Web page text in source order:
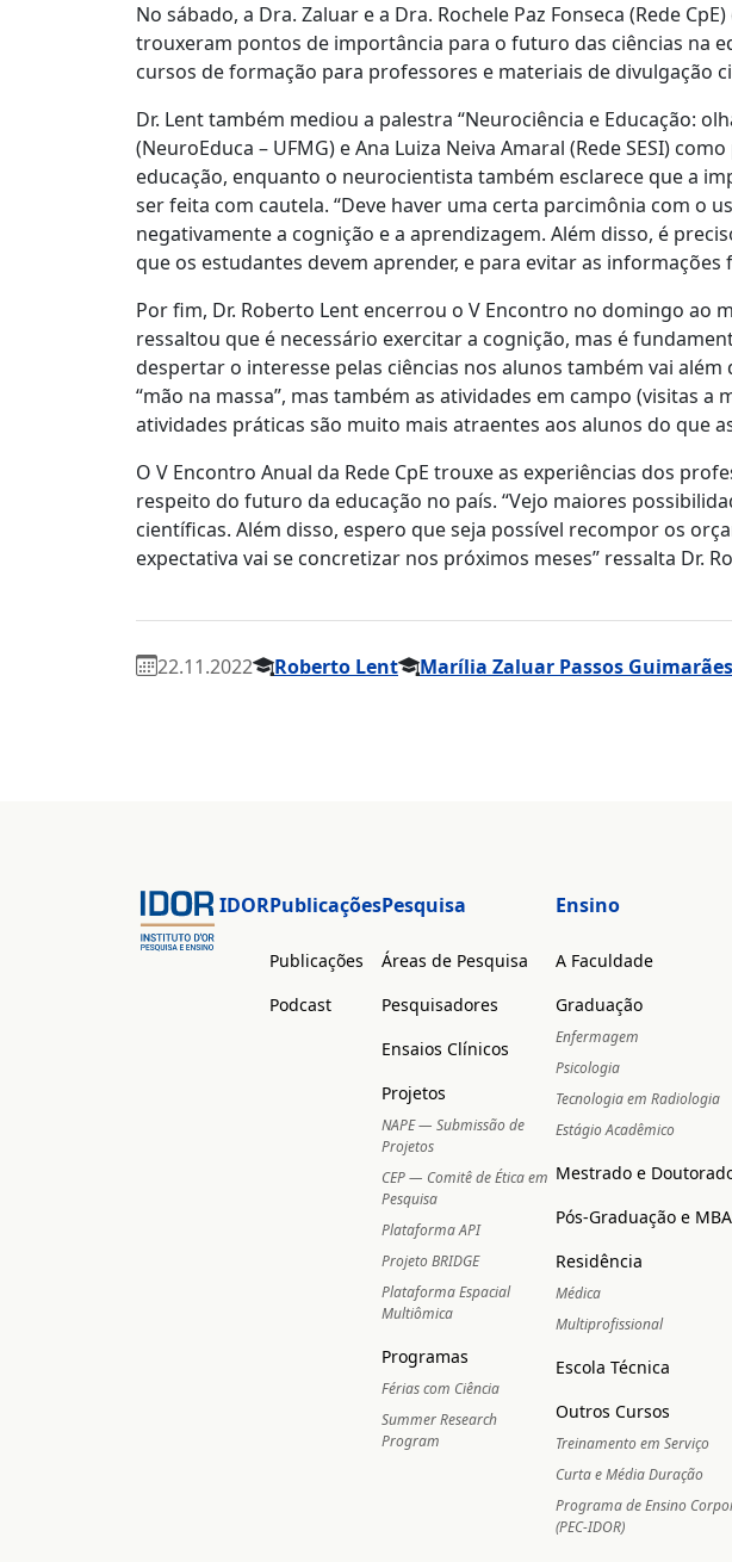
No sábado, a Dra. Zaluar e a Dra. Rochele Paz Fonseca (Rede
trouxeram pontos de importância para o futuro das ciências na
cursos de formação para professores e materiais de divulgação
Dr. Lent também mediou a palestra “Neurociência e Educação:
(NeuroEduca – UFMG) e Ana Luiza Neiva Amaral (Rede SESI)
educação, enquanto o neurocientista também esclarece que a
ser feita com cautela. “Deve haver uma certa parcimônia com o
negativamente a cognição e a aprendizagem. Além disso, é
que os estudantes devem aprender, e para evitar as
Por fim, Dr. Roberto Lent encerrou o V Encontro no domingo ao
ressaltou que é necessário exercitar a cognição, mas é
despertar o interesse pelas ciências nos alunos também vai
“mão na massa”, mas também as atividades em campo (visitas
atividades práticas são muito mais atraentes aos alunos do que
O V Encontro Anual da Rede CpE trouxe as experiências dos
respeito do futuro da educação no país. “Vejo maiores
científicas. Além disso, espero que seja possível recompor os
expectativa vai se concretizar nos próximos meses” ressalta Dr.
22.11.2022 Roberto Lent Marília Zaluar Passos Guimarães
IDORPublicações
Publicações
Podcast
Pesquisa
Áreas de Pesquisa
Pesquisadores
Ensaios Clínicos
Projetos
NAPE — Submissão de
Projetos
CEP — Comitê de Ética em
Pesquisa
Plataforma API
Projeto BRIDGE
Plataforma Espacial
Multiômica
Programas
Férias com Ciência
Summer Research
Program
Ensino
A Faculdade
Graduação
Enfermagem
Psicologia
Tecnologia em Radiologia
Estágio Acadêmico
Mestrado e
Pós-Graduação e MBA
Residência
Médica
Multiprofissional
Escola Técnica
Outros Cursos
Treinamento em Serviço
Curta e Média Duração
Programa de Ensino
(PEC-IDOR)